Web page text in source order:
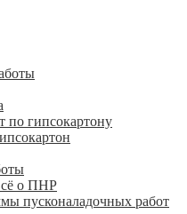
по гипсокартону
о ПНР
пусконаладочных работ